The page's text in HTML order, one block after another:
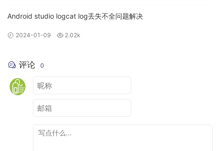
Android studio logcat log丢失不全问题解决
2024-01-09 2.02k
评论 0